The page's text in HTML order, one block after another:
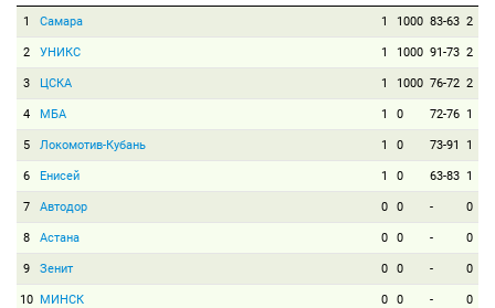
1 Самара 1 1000 83-63 2
2 УНИКС 1 1000 91-73 2
3 ЦСКА 1 1000 76-72 2
4 МБА 1 0 72-76 1
5 Локомотив-Кубань 1 0 73-91 1
6 Енисей 1 0 63-83 1
7 Автодор 0 0 - 0
8 Астана 0 0 - 0
9 Зенит 0 0 - 0
10 МИНСК 0 0 - 0